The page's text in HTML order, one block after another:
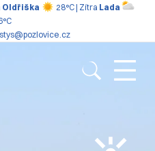
Oldřiška 28°C | Zítra Lada